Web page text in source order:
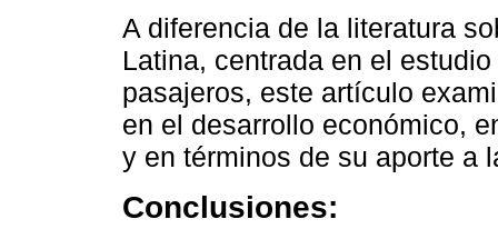
A diferencia de la literatura
Latina, centrada en el
pasajeros, este artículo
en el desarrollo económico,
y en términos de su aporte a
Conclusiones: